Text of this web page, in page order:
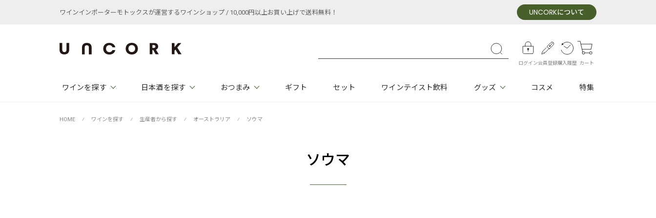
ワインインポーターモトックスが運営するワインショップ / 10,000円以上お買い上げで送料無料！ UNCORKについて
ログイン会員登録購入履歴 カート
ワインを探す 日本酒を探す おつまみ ギフト セット ワインテイスト飲料 グッズ コスメ 特集
HOME ⁄ ワインを探す ⁄ 生産者から探す ⁄ オーストラリア ⁄ ソウマ
ソウマ